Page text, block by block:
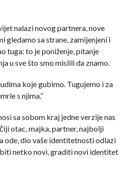
nalazi novog partnera, nove
gledamo sa strane, zamijenjeni i
tuga: to je poniženje, pitanje
u sve što smo mislili da znamo.
koje gubimo. Tugujemo i za
s njima.”
sa sobom kraj jedne verzije nas
otac, majka, partner, najbolji
ode, dio vaše identitetnosti odlazi
netko novi, graditi novi identitet